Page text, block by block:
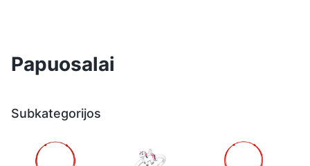
Papuosalai
Subkategorijos